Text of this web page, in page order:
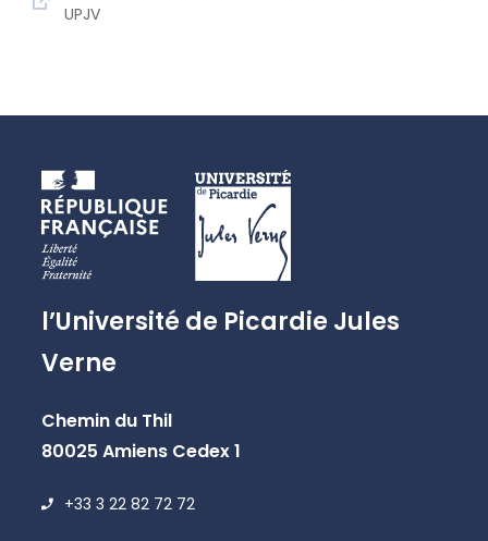
UPJV
l’Université de Picardie Jules
Verne
Chemin du Thil
80025 Amiens Cedex 1
+33 3 22 82 72 72